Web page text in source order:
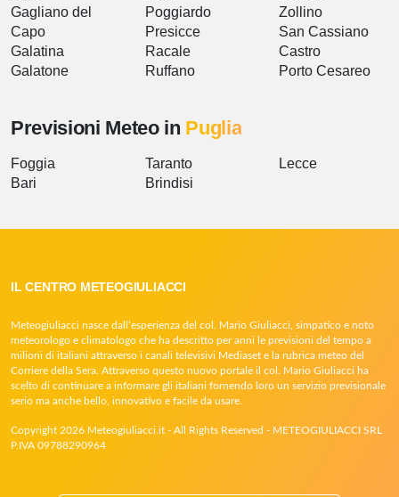
Gagliano del
Capo
Galatina
Galatone
Poggiardo
Presicce
Racale
Ruffano
Zollino
San Cassiano
Castro
Porto Cesareo
Previsioni Meteo in Puglia
Foggia
Bari
Taranto
Brindisi
Lecce
IL CENTRO METEOGIULIACCI
Meteogiuliacci nasce dall’esperienza del col. Mario Giuliacci, simpatico e noto
meteorologo e climatologo che ha descritto per anni le previsioni del tempo a
milioni di italiani attraverso i canali televisivi Mediaset e la rubrica meteo del
Corriere della Sera. Attraverso questo nuovo portale il col. Mario Giuliacci ha
scelto di continuare a informare gli italiani fornendo loro un servizio previsionale
serio ma anche bello, innovativo e facile da usare.
Copyright 2026 Meteogiuliacci.it - All Rights Reserved - METEOGIULIACCI SRL
P.IVA 09788290964